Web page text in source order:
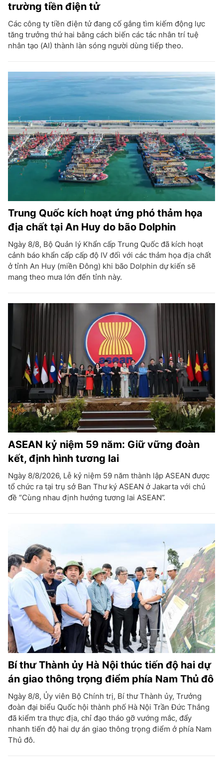
trường tiền điện tử
Các công ty tiền điện tử đang cố gắng tìm kiếm động lực
tăng trưởng thứ hai bằng cách biến các tác nhân trí tuệ
nhân tạo (AI) thành làn sóng người dùng tiếp theo.
Trung Quốc kích hoạt ứng phó thảm họa
địa chất tại An Huy do bão Dolphin
Ngày 8/8, Bộ Quản lý Khẩn cấp Trung Quốc đã kích hoạt
cảnh báo khẩn cấp cấp độ IV đối với các thảm họa địa chất
ở tỉnh An Huy (miền Đông) khi bão Dolphin dự kiến sẽ
mang theo mưa lớn đến tỉnh này.
ASEAN kỷ niệm 59 năm: Giữ vững đoàn
kết, định hình tương lai
Ngày 8/8/2026, Lễ kỷ niệm 59 năm thành lập ASEAN được
tổ chức ra tại trụ sở Ban Thư ký ASEAN ở Jakarta với chủ
đề “Cùng nhau định hướng tương lai ASEAN”.
Bí thư Thành ủy Hà Nội thúc tiến độ hai dự
án giao thông trọng điểm phía Nam Thủ đô
Ngày 8/8, Ủy viên Bộ Chính trị, Bí thư Thành ủy, Trưởng
đoàn đại biểu Quốc hội thành phố Hà Nội Trần Đức Thắng
đã kiểm tra thực địa, chỉ đạo tháo gỡ vướng mắc, đẩy
nhanh tiến độ hai dự án giao thông trọng điểm ở phía Nam
Thủ đô.